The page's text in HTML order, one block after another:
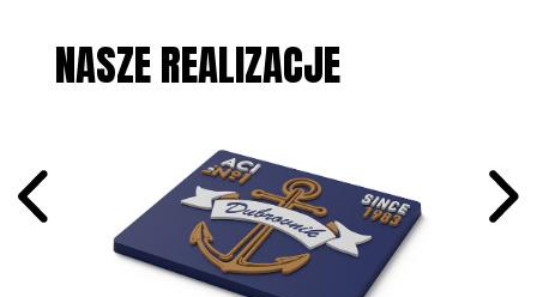
NASZE REALIZACJE